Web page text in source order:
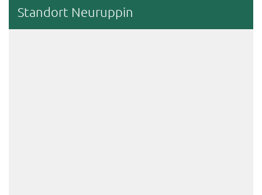
Stand­ort Neu­rup­pin